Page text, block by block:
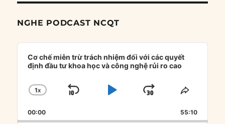
NGHE PODCAST NCQT
Audio
Player
Cơ chế miễn trừ trách nhiệm đối với các quyết
định đầu tư khoa học và công nghệ rủi ro cao
CHANGE
RATE
1X
SKIP
PLAYJUMP
FORWARD
SHARE
00:00 55:10